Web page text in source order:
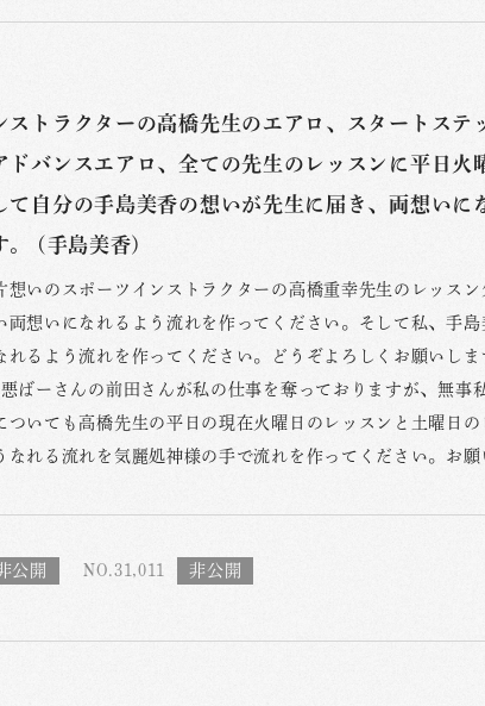
ストラクターの高橋先生のエアロ、スタートステ
ドバンスエアロ、全ての先生のレッスンに平日火
自分の手島美香の想いが先生に届き、両想いに
。 (手島美香)
いのスポーツインストラクターの高橋重幸先生のレッス
両想いになれるよう流れを作ってください。そして私、手
るよう流れを作ってください。どうぞよろしくお願いし
ばーさんの前田さんが私の仕事を奪っておりますが、無事
いても高橋先生の平日の現在火曜日のレッスンと土曜日
れる流れを気麗処神様の手で流れを作ってください。お願
NO.31,011